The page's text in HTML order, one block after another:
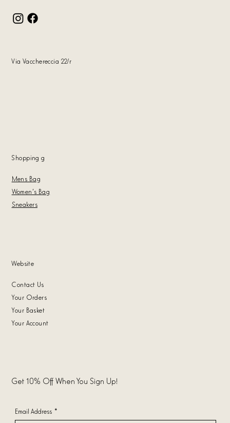
Via Vacchereccia 22/r
Shopping g
Mens Bag
Women's Bag
Sneakers
Website
Contact Us
Your Orders
Your Basket
Your Account
Get 10% Off When You Sign Up!
Email Address *